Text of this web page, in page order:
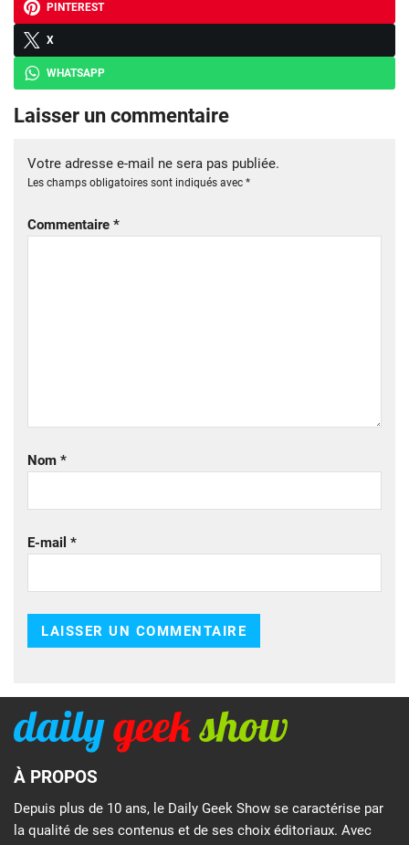
PINTEREST
X
WHATSAPP
Laisser un commentaire
Votre adresse e-mail ne sera pas publiée.
Les champs obligatoires sont indiqués avec *
Commentaire *
Nom *
E-mail *
À PROPOS
Depuis plus de 10 ans, le Daily Geek Show se caractérise par
la qualité de ses contenus et de ses choix éditoriaux. Avec